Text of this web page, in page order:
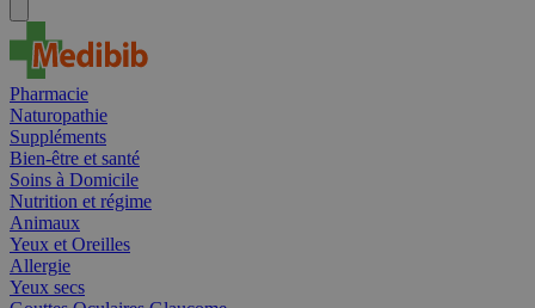
Pharmacie
Naturopathie
Suppléments
Bien-être et santé
Soins à Domicile
Nutrition et régime
Animaux
Yeux et Oreilles
Allergie
Yeux secs